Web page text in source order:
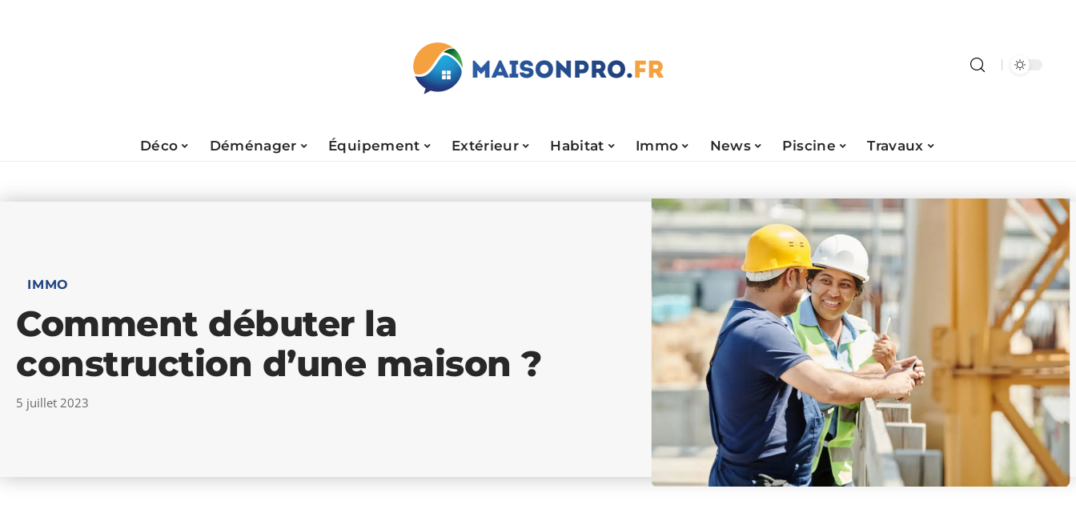
Déco Déménager Équipement Extérieur Habitat Immo News Piscine Travaux
IMMO
Comment débuter la
construction d’une maison ?
5 juillet 2023